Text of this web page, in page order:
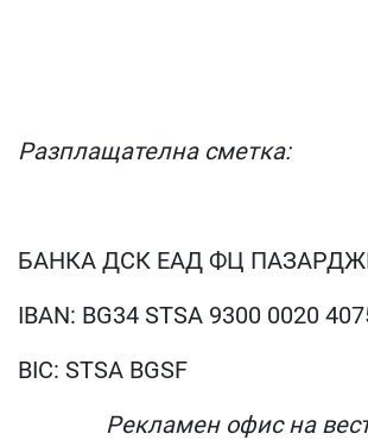
Разплащателна сметка:
БАНКА ДСК ЕАД ФЦ
IBAN: BG34 STSA 9300 0020
BIC: STSA BGSF
Рекламен офис на